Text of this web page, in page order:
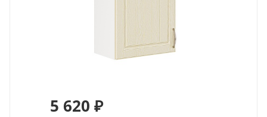
5 620 ₽